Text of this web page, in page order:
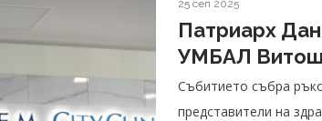
25 сеп 2025
Патриарх
УМБАЛ
Събитието събра
представители на